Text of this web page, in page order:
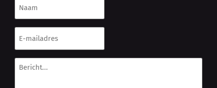
E-
mailadres
Bericht...